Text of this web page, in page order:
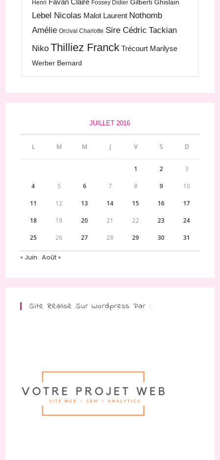
Henri Favan Claire Fossey Didier Gilberti Ghislain
Lebel Nicolas Malot Laurent Nothomb
Amélie Orcival Charlotte Sire Cédric Tackian
Niko Thilliez Franck Trécourt Marilyse
Werber Bernard
JUILLET 2016
L M M J V S D
1 2 3
4 5 6 7 8 9 10
11 12 13 14 15 16 17
18 19 20 21 22 23 24
25 26 27 28 29 30 31
« Juin Août »
Site Réalisé Sur Wordpress Par :